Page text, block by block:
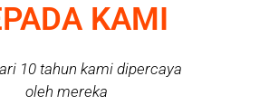
KAMI
10 tahun kami dipercaya
oleh mereka